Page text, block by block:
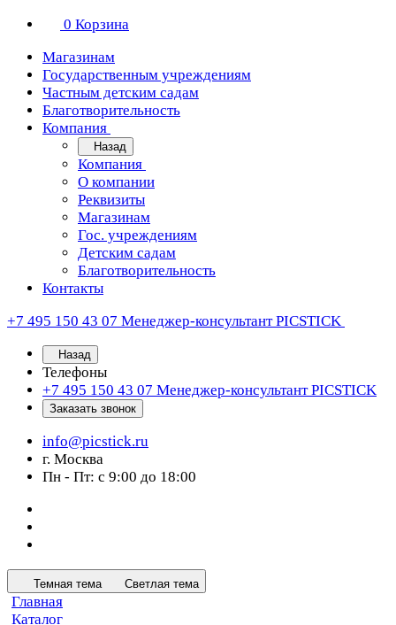
0 Корзина
Магазинам
Государственным учреждениям
Частным детским садам
Благотворительность
Компания
Назад
Компания
О компании
Реквизиты
Магазинам
Гос. учреждениям
Детским садам
Благотворительность
Контакты
+7 495 150 43 07 Менеджер-консультант PICSTICK
Назад
Телефоны
+7 495 150 43 07 Менеджер-консультант PICSTICK
Заказать звонок
info@picstick.ru
г. Москва
Пн - Пт: с 9:00 до 18:00
Темная тема Светлая тема
Главная
Каталог